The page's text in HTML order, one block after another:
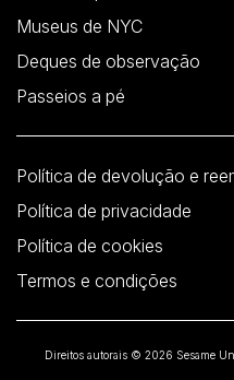
Museus de NYC
Deques de observação
Passeios a pé
Política de devolução e
Política de privacidade
Política de cookies
Termos e condições
Direitos autorais © 2026 Sesame